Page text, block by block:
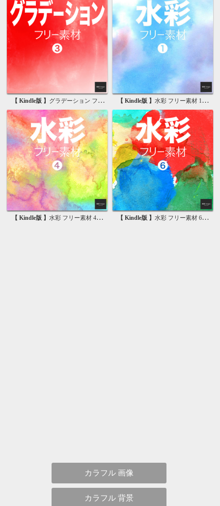
【 Kindle版 】 グラデーション フリー素材 3 無料で使える背景素材集 【 Kindle版 】 水彩 フリー素材 1 無料で使える写真素材集
【 Kindle版 】 水彩 フリー素材 4 無料で使える背景素材集 【 Kindle版 】 水彩 フリー素材 6 無料で使える背景素材集
カラフル 画像
カラフル 背景